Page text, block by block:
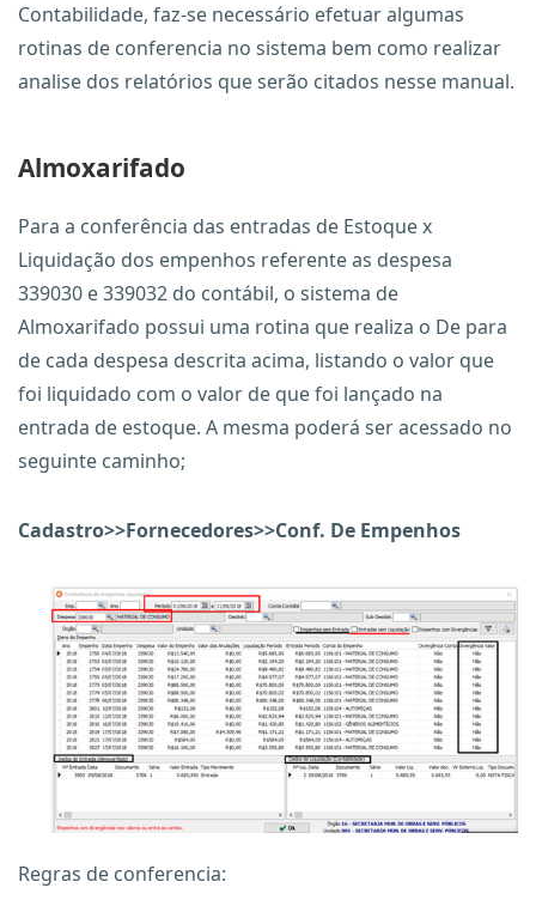
Contabilidade, faz-se necessário efetuar algumas
rotinas de conferencia no sistema bem como realizar
analise dos relatórios que serão citados nesse manual.
Almoxarifado
Para a conferência das entradas de Estoque x
Liquidação dos empenhos referente as despesa
339030 e 339032 do contábil, o sistema de
Almoxarifado possui uma rotina que realiza o De para
de cada despesa descrita acima, listando o valor que
foi liquidado com o valor de que foi lançado na
entrada de estoque. A mesma poderá ser acessado no
seguinte caminho;
Cadastro>>Fornecedores>>Conf. De Empenhos
Regras de conferencia: